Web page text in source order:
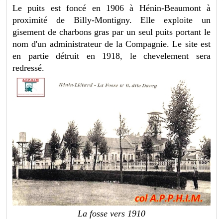
Le puits est foncé en 1906 à Hénin-Beaumont à
proximité de Billy-Montigny. Elle exploite un
gisement de charbons gras par un seul puits portant le
nom d'un administrateur de la Compagnie. Le site est
en partie détruit en 1918, le chevelement sera
redressé.
La fosse vers 1910